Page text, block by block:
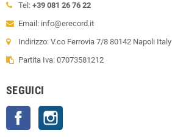
Tel: +39 081 26 76 22
Email: info@erecord.it
Indirizzo: V.co Ferrovia 7/8 80142 Napoli Italy
Partita Iva: 07073581212
SEGUICI
Facebook